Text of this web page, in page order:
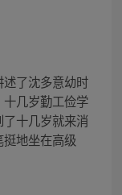
述了沈多意幼时
几岁勤工俭学
十几岁就来消
地坐在高级